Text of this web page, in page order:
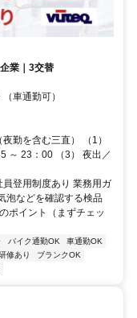
業｜3交替
車通勤可）
勤を含む三直） （1）
～ 23：00 （3） 夜出／
登用制度あり 業務用ガ
泡などを確認する検品
ポイント（まずチェッ
バイク通勤OK
車通勤OK
修あり
ブランクOK